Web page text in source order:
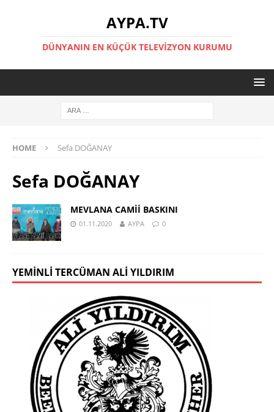
AYPA.TV
DÜNYANIN EN KÜÇÜK TELEVIZYON KURUMU
HOME Sefa DOĞANAY
Sefa DOĞANAY
MEVLANA CAMİİ BASKINI
01.11.2020 AYPA 0
YEMINLI TERCÜMAN ALI YILDIRIM